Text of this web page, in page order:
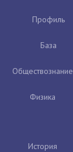
Профиль
База
Обществознание
Физика
История